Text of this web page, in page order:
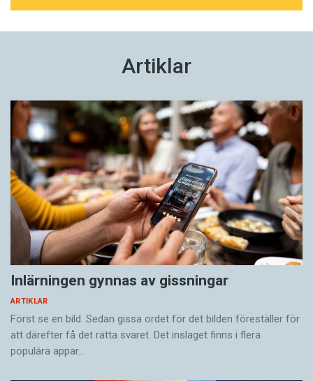
Artiklar
Inlärningen gynnas av gissningar
ARTIKLAR
Först se en bild. Sedan gissa ordet för det bilden föreställer för
att därefter få det rätta svaret. Det inslaget finns i flera
populära appar…